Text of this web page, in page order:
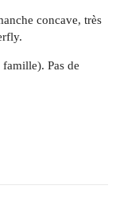
concave, très
Pas de